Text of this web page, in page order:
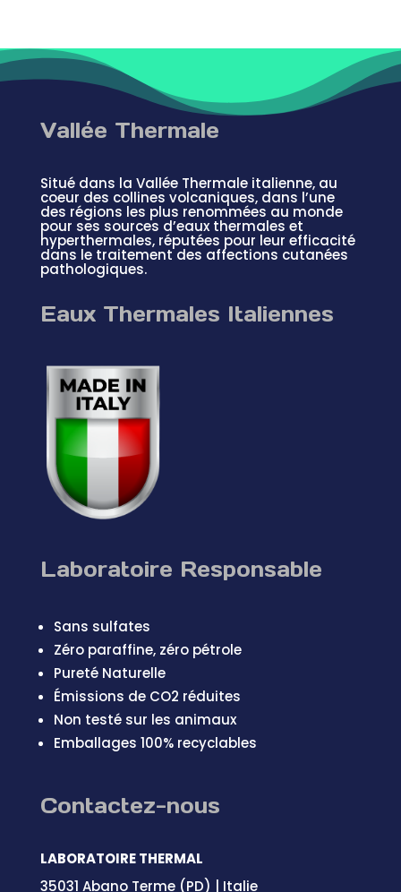
Vallée Thermale
Situé dans la Vallée Thermale italienne, au
coeur des collines volcaniques, dans l’une
des régions les plus renommées au monde
pour ses sources d’eaux thermales et
hyperthermales, réputées pour leur efficacité
dans le traitement des affections cutanées
pathologiques.
Eaux Thermales Italiennes
Laboratoire Responsable
Sans sulfates
Zéro paraffine, zéro pétrole
Pureté Naturelle
Émissions de CO2 réduites
Non testé sur les animaux
Emballages 100% recyclables
Contactez-nous
LABORATOIRE THERMAL
35031 Abano Terme (PD) | Italie